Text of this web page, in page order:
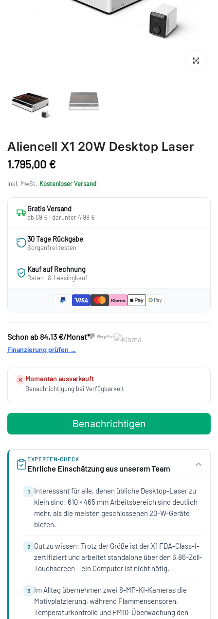
Anklicken
Aliencell X1 20W Desktop Laser
1.795,00 €
Inkl. MwSt. Kostenloser Versand
Gratis Versand
ab 69 € · darunter 4,99 €
30 Tage Rückgabe
Sorgenfrei testen
Kauf auf Rechnung
Raten- & Leasingkauf
Schon ab 84,13 €/Monat*
Finanzierung prüfen →
✕ Momentan ausverkauft
Benachrichtigung bei Verfügbarkeit
Benachrichtigen
EXPERTEN-CHECK
Ehrliche Einschätzung aus unserem Team
1
Interessant für alle, denen übliche Desktop-Laser zu
klein sind: 610 × 465 mm Arbeitsbereich sind deutlich
mehr, als die meisten geschlossenen 20-W-Geräte
bieten.
2
Gut zu wissen: Trotz der Größe ist der X1 FDA-Class-I-
zertifiziert und arbeitet standalone über den 6,86-Zoll-
Touchscreen – ein Computer ist nicht nötig.
3
Im Alltag übernehmen zwei 8-MP-KI-Kameras die
Motivplatzierung, während Flammensensoren,
Temperaturkontrolle und PM10-Überwachung den